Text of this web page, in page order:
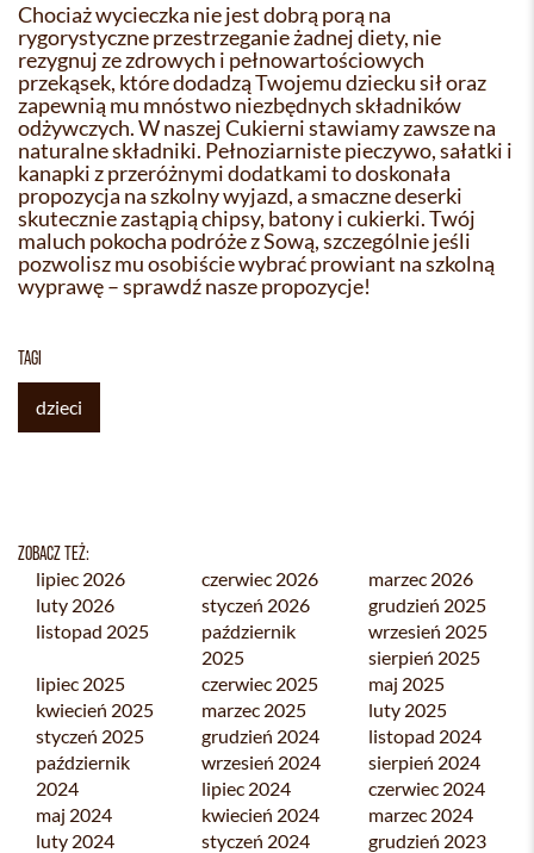
Chociaż wycieczka nie jest dobrą porą na
rygorystyczne przestrzeganie żadnej diety, nie
rezygnuj ze zdrowych i pełnowartościowych
przekąsek, które dodadzą Twojemu dziecku sił oraz
zapewnią mu mnóstwo niezbędnych składników
odżywczych. W naszej Cukierni stawiamy zawsze na
naturalne składniki. Pełnoziarniste pieczywo, sałatki i
kanapki z przeróżnymi dodatkami to doskonała
propozycja na szkolny wyjazd, a smaczne deserki
skutecznie zastąpią chipsy, batony i cukierki. Twój
maluch pokocha podróże z Sową, szczególnie jeśli
pozwolisz mu osobiście wybrać prowiant na szkolną
wyprawę – sprawdź nasze propozycje!
TAGI
dzieci
ZOBACZ TEŻ:
lipiec 2026 czerwiec 2026
marzec 2026
luty 2026
styczeń 2026
grudzień 2025
listopad 2025
październik
2025
wrzesień 2025
sierpień 2025
lipiec 2025
czerwiec 2025
maj 2025
kwiecień 2025
marzec 2025
luty 2025
styczeń 2025
grudzień 2024
listopad 2024
październik
2024
wrzesień 2024
sierpień 2024
lipiec 2024
czerwiec 2024
maj 2024
kwiecień 2024
marzec 2024
luty 2024
styczeń 2024
grudzień 2023